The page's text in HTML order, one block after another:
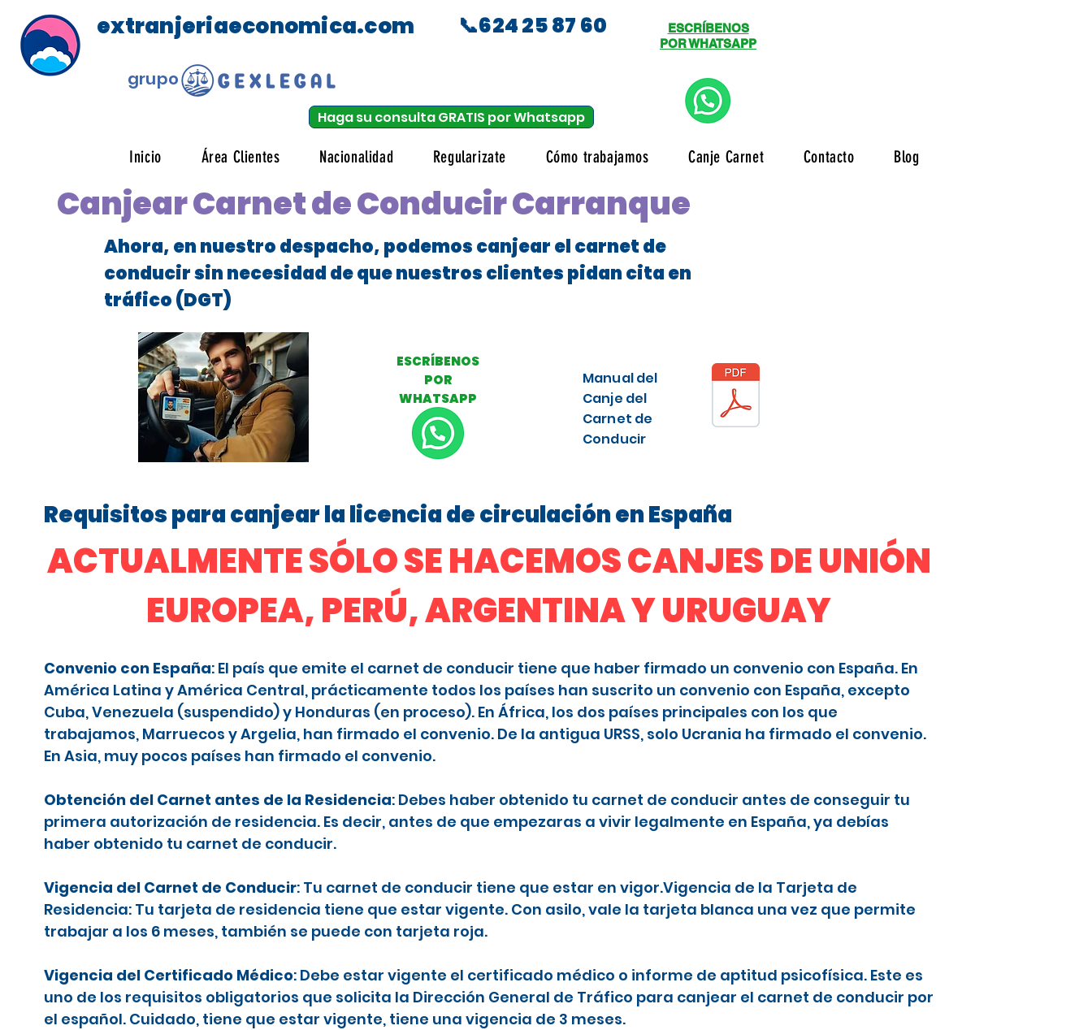
extranjeriaeconomica.com
grupo
📞624 25 87 60
Haga su consulta GRATIS por Whatsapp
ESCRÍBENOS
POR WHATSAPP
Inicio Área Clientes Nacionalidad Regularizate Cómo trabajamos Canje Carnet Contacto Blog
Canjear Carnet de Conducir Carranque
Ahora, en nuestro despacho, podemos canjear el carnet de
conducir sin necesidad de que nuestros clientes pidan cita en
tráfico (DGT)
ESCRÍBENOS
POR
WHATSAPP
Manual del
Canje del
Carnet de
Conducir
Requisitos para canjear la licencia de circulación en España
ACTUALMENTE SÓLO SE HACEMOS CANJES DE UNIÓN
EUROPEA, PERÚ, ARGENTINA Y URUGUAY
Convenio con España: El país que emite el carnet de conducir tiene que haber firmado un convenio con España. En
América Latina y América Central, prácticamente todos los países han suscrito un convenio con España, excepto
Cuba, Venezuela (suspendido) y Honduras (en proceso). En África, los dos países principales con los que
trabajamos, Marruecos y Argelia, han firmado el convenio. De la antigua URSS, solo Ucrania ha firmado el convenio.
En Asia, muy pocos países han firmado el convenio.
Obtención del Carnet antes de la Residencia: Debes haber obtenido tu carnet de conducir antes de conseguir tu
primera autorización de residencia. Es decir, antes de que empezaras a vivir legalmente en España, ya debías
haber obtenido tu carnet de conducir.
Vigencia del Carnet de Conducir: Tu carnet de conducir tiene que estar en vigor.Vigencia de la Tarjeta de
Residencia: Tu tarjeta de residencia tiene que estar vigente. Con asilo, vale la tarjeta blanca una vez que permite
trabajar a los 6 meses, también se puede con tarjeta roja.
Vigencia del Certificado Médico: Debe estar vigente el certificado médico o informe de aptitud psicofísica. Este es
uno de los requisitos obligatorios que solicita la Dirección General de Tráfico para canjear el carnet de conducir por
el español. Cuidado, tiene que estar vigente, tiene una vigencia de 3 meses.